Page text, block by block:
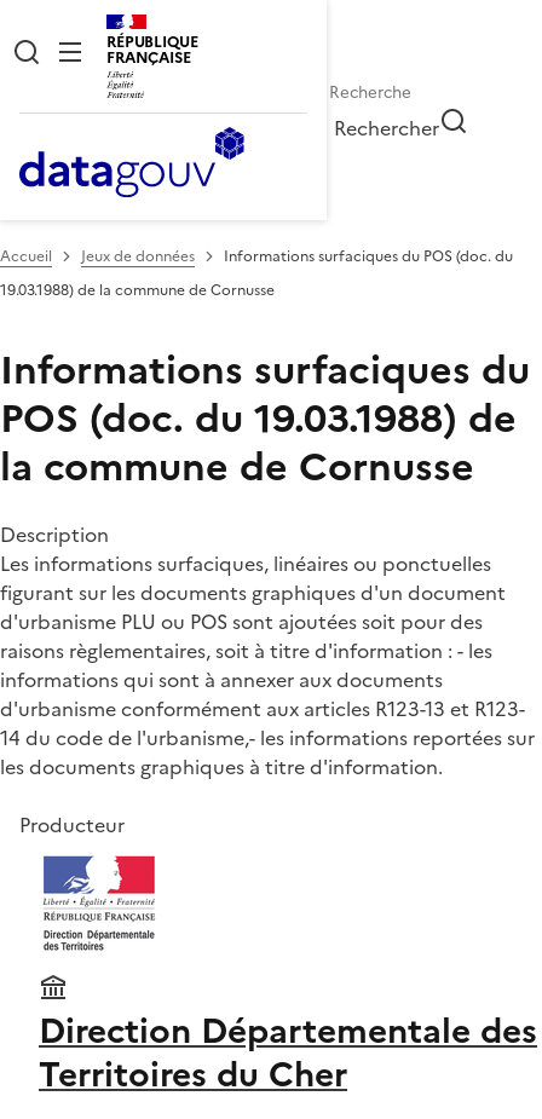
RÉPUBLIQUE
FRANÇAISE
Rechercher
Accueil Jeux de données
Informations surfaciques du POS (doc. du
19.03.1988) de la commune de Cornusse
Informations surfaciques du
POS (doc. du 19.03.1988) de
la commune de Cornusse
Description
Les informations surfaciques, linéaires ou ponctuelles
figurant sur les documents graphiques d'un document
d'urbanisme PLU ou POS sont ajoutées soit pour des
raisons règlementaires, soit à titre d'information : - les
informations qui sont à annexer aux documents
d'urbanisme conformément aux articles R123-13 et R123-
14 du code de l'urbanisme,- les informations reportées sur
les documents graphiques à titre d'information.
Producteur
Direction Départementale des
Territoires du Cher